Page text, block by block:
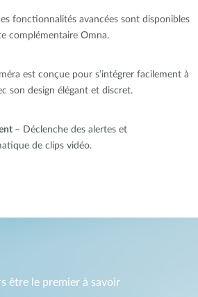
fonctionnalités avancées sont disponibles
complémentaire Omna.
est conçue pour s’intégrer facilement à
son design élégant et discret.
– Déclenche des alertes et
de clips vidéo.
être le premier à savoir